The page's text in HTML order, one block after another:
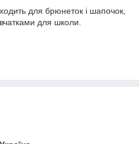
для брюнеток і шапочок,
для школи.